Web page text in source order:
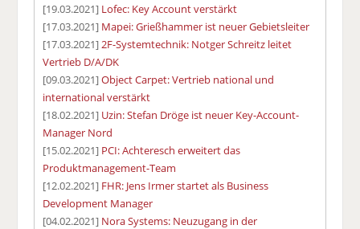
[19.03.2021] Lofec: Key Account verstärkt
[17.03.2021] Mapei: Grießhammer ist neuer Gebietsleiter
[17.03.2021] 2F-Systemtechnik: Notger Schreitz leitet
Vertrieb D/A/DK
[09.03.2021]Object Carpet: Vertrieb national und
international verstärkt
[18.02.2021] Uzin: Stefan Dröge ist neuer Key-Account-
Manager Nord
[15.02.2021] PCI: Achteresch erweitert das
Produktmanagement-Team
[12.02.2021] FHR: Jens Irmer startet als Business
Development Manager
[04.02.2021] Nora Systems: Neuzugang in der